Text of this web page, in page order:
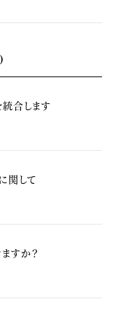
合します
関して
すか？